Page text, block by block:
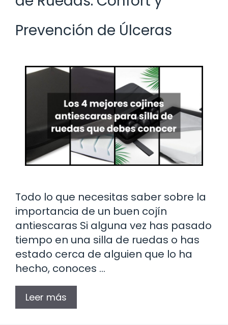
Prevención de Úlceras
Todo lo que necesitas saber sobre la
importancia de un buen cojín
antiescaras Si alguna vez has pasado
tiempo en una silla de ruedas o has
estado cerca de alguien que lo ha
hecho, conoces …
Leer más